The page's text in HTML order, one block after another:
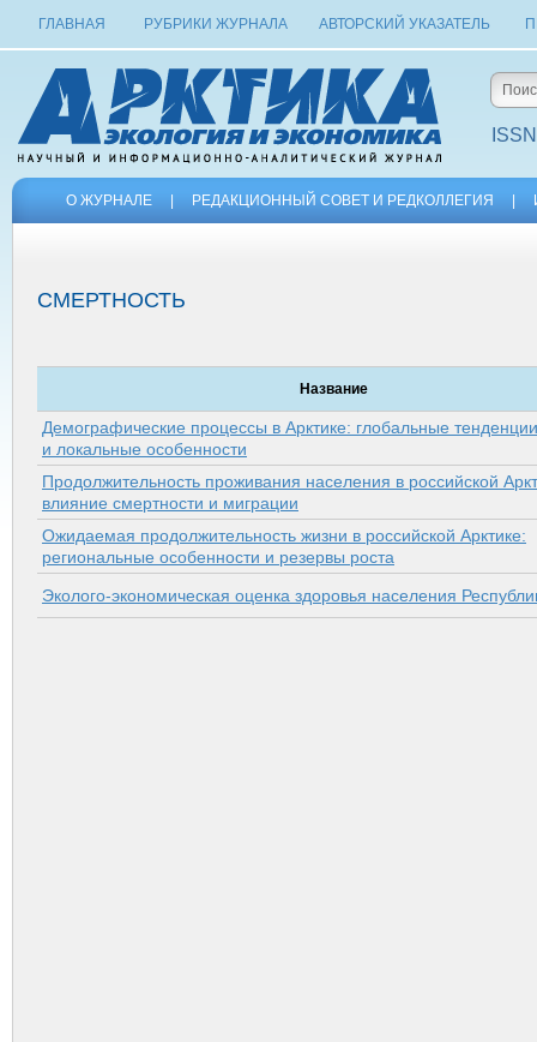
ГЛАВНАЯ РУБРИКИ ЖУРНАЛА АВТОРСКИЙ УКАЗАТЕЛЬ
О ЖУРНАЛЕ РЕДАКЦИОННЫЙ СОВЕТ И РЕДКОЛЛЕГИЯ
СМЕРТНОСТЬ
Название
Демографические процессы в Арк­тике: глобальные тенденции
и локальные особенности
Продолжительность проживания населения в российской
влияние смертности и миграции
Ожидаемая продолжительность жизни в российской Арктике:
региональные особенности и резервы роста
Эколого-экономическая оценка здоровья населения